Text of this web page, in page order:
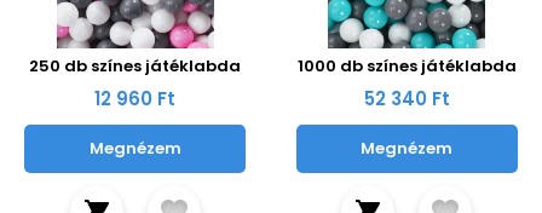
250 db színes játéklabda
12 960 Ft
Megnézem
1000 db színes játéklabda
52 340 Ft
Megnézem